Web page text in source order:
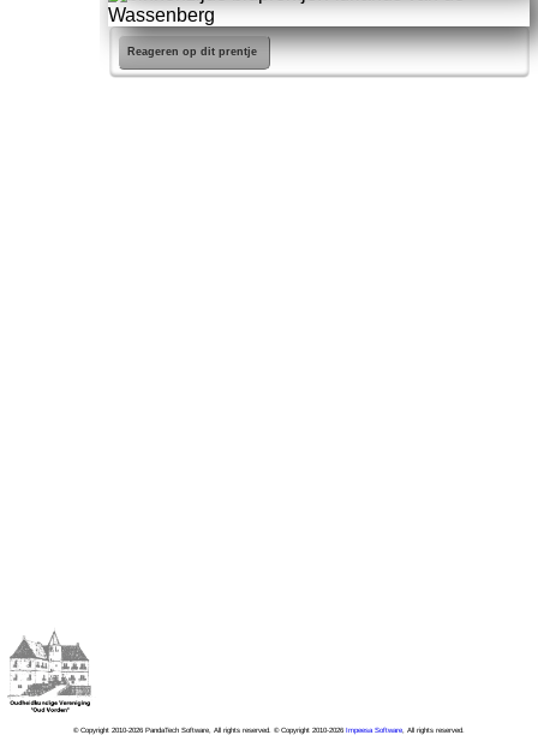
Reageren op dit prentje
© Copyright 2010-2026 PandaTech Software, All rights reserved. © Copyright 2010-2026 Impeesa Software, All rights reserved.